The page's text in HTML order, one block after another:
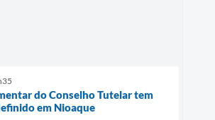
do Conselho Tutelar tem
em Nioaque